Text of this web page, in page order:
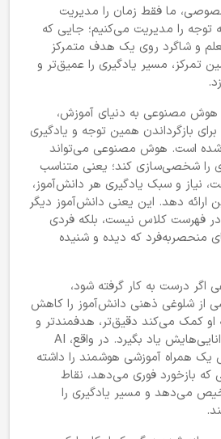
ما فقط زمان را مدیریت
توجه را مدیریت می‌کنیم؛ جایی که
و شاگرد روی یک هدف متمرکز
تمرکز، مسیر یادگیری را عمیق‌تر و
هوش مصنوعی به دنیای آموزش،
بازگرداندن همین توجه و یادگیری
است. هوش مصنوعی می‌تواند
را شخصی‌سازی کند؛ یعنی متناسب
نیاز و سبک یادگیری هر دانش‌آموز،
ارائه دهد. این یعنی دانش‌آموز دیگر
فهرست کلاس نیست، بلکه فردی
منحصربه‌فرد که دیده و شنیده
درست به کار گرفته شود،
از شلوغی ذهنی دانش‌آموز را کاهش
کمک می‌کند دقیق‌تر، هدفمندتر و
متناسب با توانایی‌هایش یاد بگیرد. در واقع، AI
یک همراه آموزشی هوشمند را داشته
که بازخورد فوری می‌دهد، نقاط
می‌دهد و مسیر یادگیری را